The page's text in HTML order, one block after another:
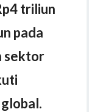
triliun
pada
sektor